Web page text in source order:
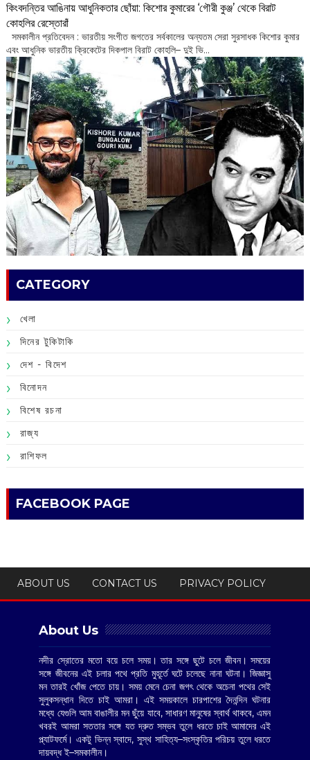
কিংবদন্তির আঙিনায় আধুনিকতার ছোঁয়া: কিশোর কুমারের ‘গৌরী কুঞ্জ’ থেকে বিরাট
কোহলির রেস্তোরাঁ
‌ সমকালীন প্রতিবেদন : ভারতীয় সংগীত জগতের সর্বকালের অন্যতম সেরা সুরসাধক কিশোর কুমার
এবং আধুনিক ভারতীয় ক্রিকেটের দিকপাল বিরাট কোহলি– ‌দুই ভি...
CATEGORY
খেলা
দিনের টুকিটাকি
দেশ - বিদেশ
বিনোদন
বিশেষ রচনা
রাজ্য
রাশিফল
FACEBOOK PAGE
ABOUT US CONTACT US PRIVACY POLICY
About Us
নদীর স্রোতের মতো বয়ে চলে সময়। তার সঙ্গে ছুটে চলে জীবন। সময়ের
সঙ্গে জীবনের এই চলার পথে প্রতি মুহূর্তে ঘটে চলেছে নানা ঘটনা। জিজ্ঞাসু
মন তারই খোঁজ পেতে চায়। সময় মেনে চেনা জগৎ থেকে অচেনা পথের সেই
সুলুকসন্ধান দিতে চাই আমরা। এই সময়কালে চারপাশের দৈনন্দিন ঘটনার
মধ্যে যেগুলি আম বাঙালীর মন ছুঁয়ে যাবে, সাধারণ মানুষের স্বার্থ থাকবে, এমন
খবরই আমরা সততার সঙ্গে যত দ্রুত সম্ভব তুলে ধরতে চাই আমাদের এই
প্ল্যাটফর্মে। একটু ভিন্ন স্বাদে, সুস্থ সাহিত্য–সংস্কৃতির পরিচয় তুলে ধরতে
দায়বদ্ধ ই–সমকালীন।